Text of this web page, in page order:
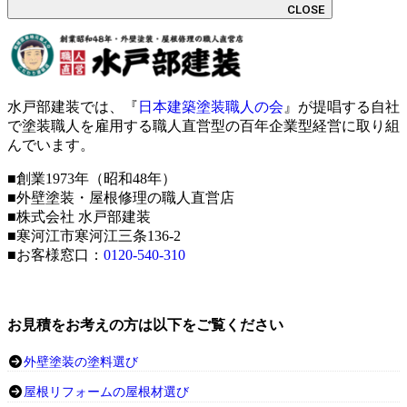
CLOSE
水戸部建装では、『 日本建築塗装職人の会 』が提唱する自社
で塗装職人を雇用する職人直営型の百年企業型経営に取り組
んでいます。
■創業1973年（昭和48年）
■外壁塗装・屋根修理の職人直営店
■株式会社 水戸部建装
■寒河江市寒河江三条136-2
■お客様窓口： 0120-540-310
お見積をお考えの方は以下をご覧ください
外壁塗装の塗料選び
屋根リフォームの屋根材選び